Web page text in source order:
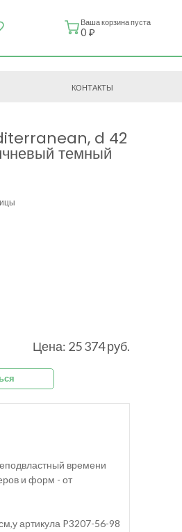
Ваша корзина пуста
0 ₽
КОНТАКТЫ
d 42
темный
Цена: 25 374 руб.
времени
и форм - от
артикула P3207-56-98